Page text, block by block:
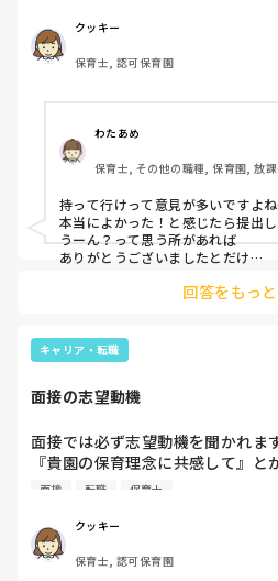
問しましたが、見学なので特にあ
このような場合は本当に見学だ
でしょうか？
クッキー
保育士, 認可保育園
わたあめ
保育士, その他の職種, 保育園, 放
持って行けって意見が多いですよ
本当によかった！と感じたら提出し
うーん？って思う所があれば
ありがとうございましたとだけ
回答をもっ
キャリア・転職
面接の志望動機
面接では必ず志望動機を聞かれま
『貴園の保育理念に共感して』
てると思いました』等々が多いか
私自身、園の雰囲気とか園の規模
正直なところ、家から通いやすい
ところに重きを置いています
面接 転職 保育士
クッキー
保育士, 認可保育園